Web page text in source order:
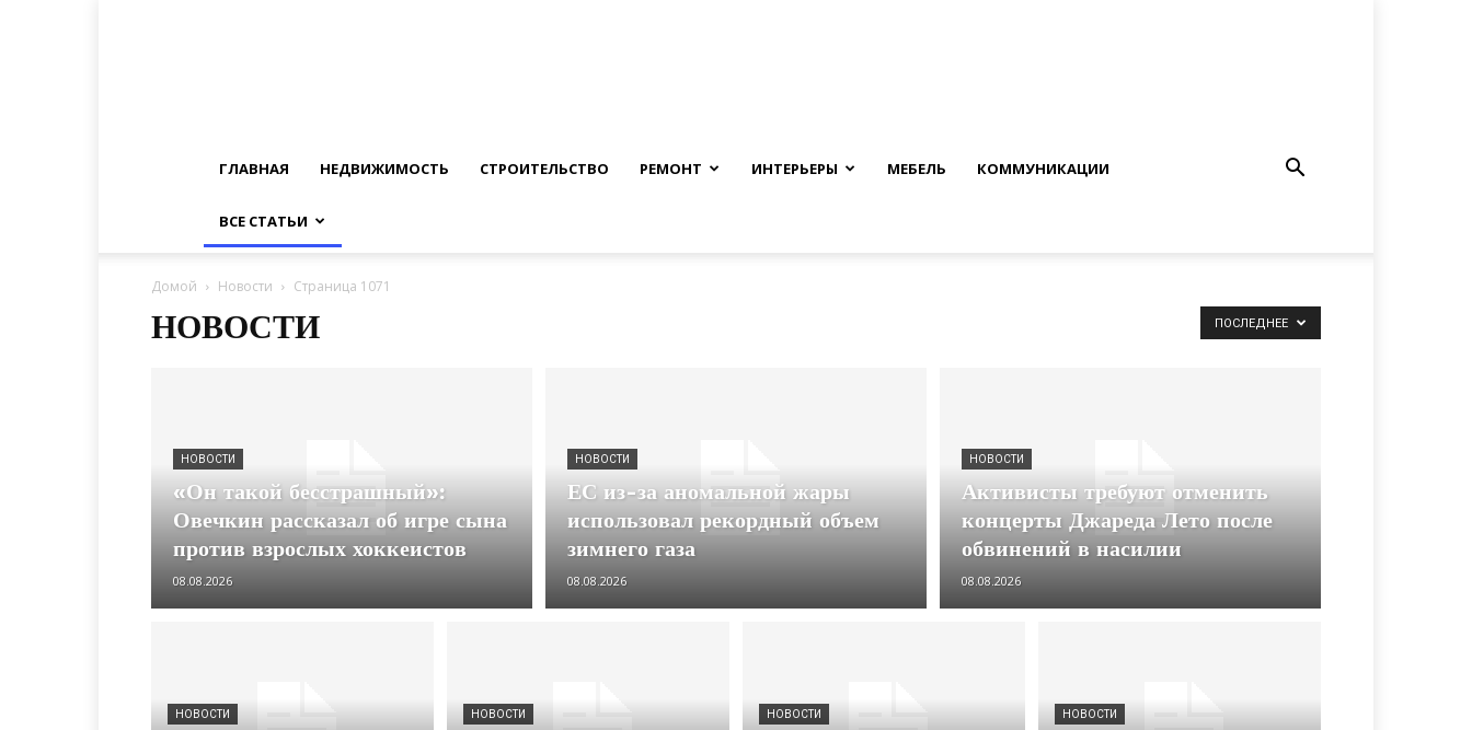
ГЛАВНАЯ НЕДВИЖИМОСТЬ СТРОИТЕЛЬСТВО РЕМОНТ ИНТЕРЬЕРЫ МЕБЕЛЬ КОММУНИКАЦИИ
ВСЕ СТАТЬИ
Домой Новости Страница 1071
НОВОСТИ ПОСЛЕДНЕЕ
НОВОСТИ
«Он такой бесстрашный»:
Овечкин рассказал об игре сына
против взрослых хоккеистов
08.08.2026
НОВОСТИ
ЕС из-за аномальной жары
использовал рекордный объем
зимнего газа
08.08.2026
НОВОСТИ
Активисты требуют отменить
концерты Джареда Лето после
обвинений в насилии
08.08.2026
НОВОСТИ НОВОСТИ НОВОСТИ НОВОСТИ